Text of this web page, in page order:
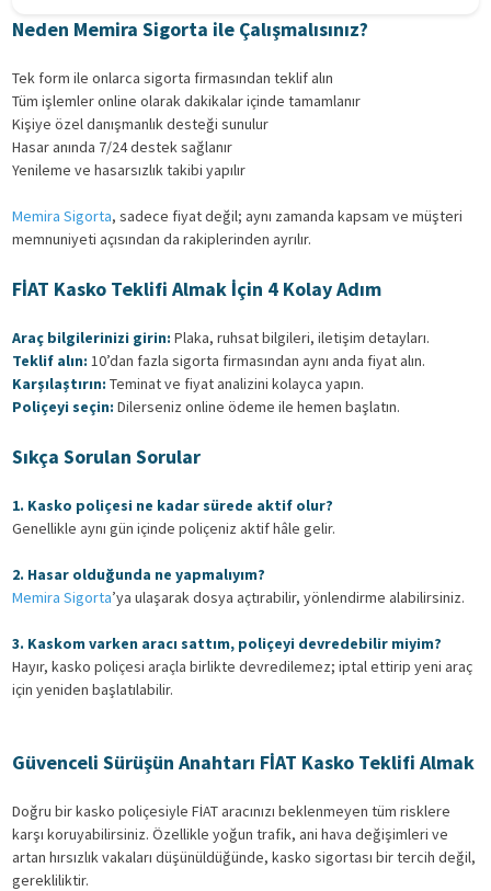
Neden Memira Sigorta ile Çalışmalısınız?
Tek form ile onlarca sigorta firmasından teklif alın
Tüm işlemler online olarak dakikalar içinde tamamlanır
Kişiye özel danışmanlık desteği sunulur
Hasar anında 7/24 destek sağlanır
Yenileme ve hasarsızlık takibi yapılır
Memira Sigorta, sadece fiyat değil; aynı zamanda kapsam ve müşteri
memnuniyeti açısından da rakiplerinden ayrılır.
FİAT Kasko Teklifi Almak İçin 4 Kolay Adım
Araç bilgilerinizi girin: Plaka, ruhsat bilgileri, iletişim detayları.
Teklif alın: 10’dan fazla sigorta firmasından aynı anda fiyat alın.
Karşılaştırın: Teminat ve fiyat analizini kolayca yapın.
Poliçeyi seçin: Dilerseniz online ödeme ile hemen başlatın.
Sıkça Sorulan Sorular
1. Kasko poliçesi ne kadar sürede aktif olur?
Genellikle aynı gün içinde poliçeniz aktif hâle gelir.
2. Hasar olduğunda ne yapmalıyım?
Memira Sigorta’ya ulaşarak dosya açtırabilir, yönlendirme alabilirsiniz.
3. Kaskom varken aracı sattım, poliçeyi devredebilir miyim?
Hayır, kasko poliçesi araçla birlikte devredilemez; iptal ettirip yeni araç
için yeniden başlatılabilir.
Güvenceli Sürüşün Anahtarı FİAT Kasko Teklifi Almak
Doğru bir kasko poliçesiyle FİAT aracınızı beklenmeyen tüm risklere
karşı koruyabilirsiniz. Özellikle yoğun trafik, ani hava değişimleri ve
artan hırsızlık vakaları düşünüldüğünde, kasko sigortası bir tercih değil,
gerekliliktir.